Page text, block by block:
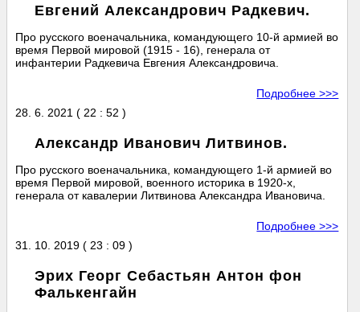
Евгений Александрович Радкевич.
Про русского военачальника, командующего 10-й армией во
время Первой мировой (1915 - 16), генерала от
инфантерии Радкевича Евгения Александровича.
Подробнее >>>
28. 6. 2021 ( 22 : 52 )
Александр Иванович Литвинов.
Про русского военачальника, командующего 1-й армией во
время Первой мировой, военного историка в 1920-х,
генерала от кавалерии Литвинова Александра Ивановича.
Подробнее >>>
31. 10. 2019 ( 23 : 09 )
Эрих Георг Себастьян Антон фон
Фалькенгайн